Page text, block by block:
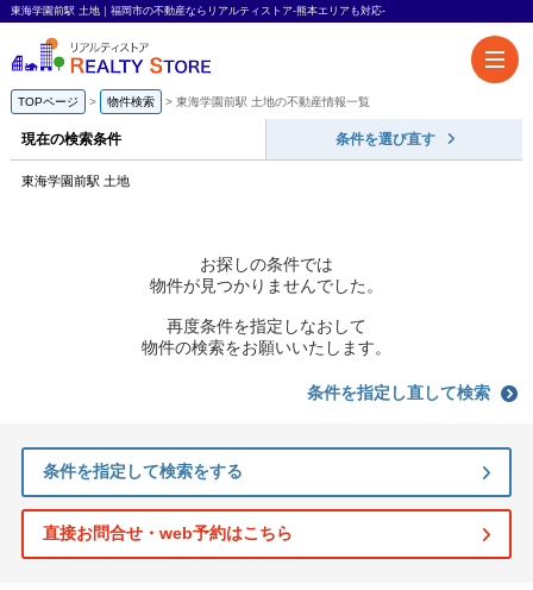
東海学園前駅 土地｜福岡市の不動産ならリアルティストア-熊本エリアも対応-
TOPページ 物件検索 東海学園前駅 土地の不動産情報一覧
現在の検索条件 条件を選び直す
東海学園前駅 土地
お探しの条件では
物件が見つかりませんでした。
再度条件を指定しなおして
物件の検索をお願いいたします。
条件を指定し直して検索
条件を指定して検索をする
直接お問合せ・web予約はこちら